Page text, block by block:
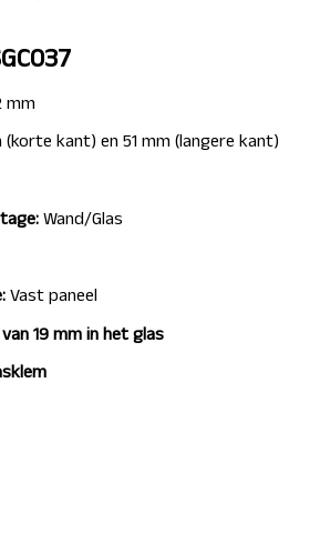
mm
(korte kant) en 51 mm (langere kant)
Wand/Glas
Vast paneel
19 mm in het glas